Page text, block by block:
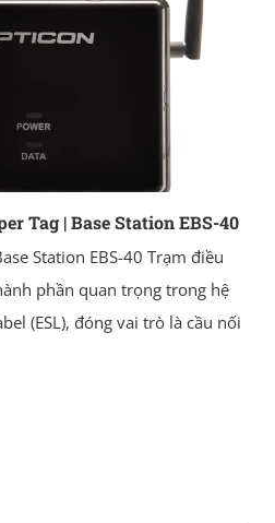
Tag | Base Station EBS-40
Station EBS-40 Trạm điều
phần quan trọng trong hệ
(ESL), đóng vai trò là cầu nối